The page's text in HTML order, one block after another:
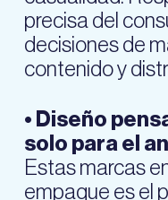
precisa del
decisiones de
contenido y
• Diseño
solo para el
Estas marcas
empaque es el